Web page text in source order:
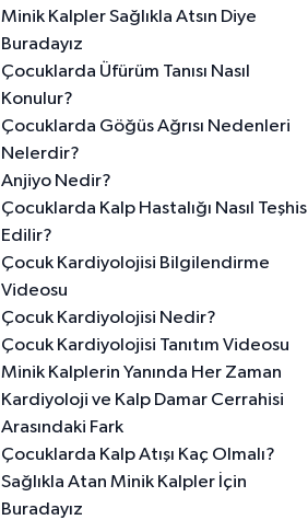
Minik Kalpler Sağlıkla Atsın Diye
Buradayız
Çocuklarda Üfürüm Tanısı Nasıl
Konulur?
Çocuklarda Göğüs Ağrısı Nedenleri
Nelerdir?
Anjiyo Nedir?
Çocuklarda Kalp Hastalığı Nasıl Teşhis
Edilir?
Çocuk Kardiyolojisi Bilgilendirme
Videosu
Çocuk Kardiyolojisi Nedir?
Çocuk Kardiyolojisi Tanıtım Videosu
Minik Kalplerin Yanında Her Zaman
Kardiyoloji ve Kalp Damar Cerrahisi
Arasındaki Fark
Çocuklarda Kalp Atışı Kaç Olmalı?
Sağlıkla Atan Minik Kalpler İçin
Buradayız